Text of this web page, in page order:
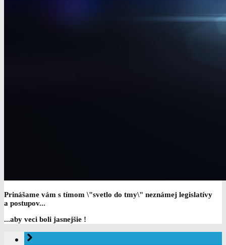
Prinášame vám s tímom \"svetlo do tmy\" neznámej legislatívy
a postupov...
...aby veci boli jasnejšie !